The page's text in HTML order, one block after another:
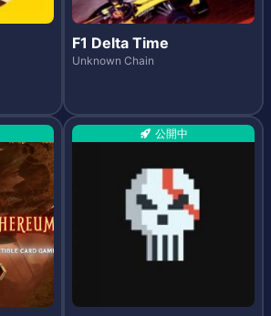
F1 Delta Time
Unknown Chain
公開中